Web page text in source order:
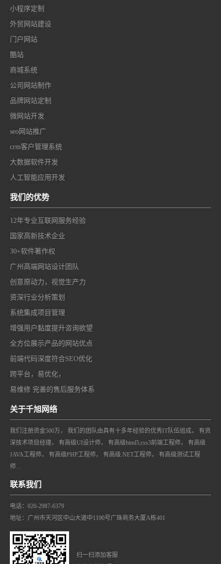
小程序定制
外贸网站建设
门户网站
酷站
商城系统
公司网站制作
品牌网站定制
微网站开发
seo网站推广
crm客户管理系统
大数据软件开发
人工智能应用开发
我们的优势
12年专业互联网服务经验
国家高新技术企业
30+软件著作权
广州高端网站设计团队
创意原动力，视觉生产力
资深行业分析策划
系统集成项目管理
增强用户黏度提升咨询欲望
全方位展示产品的网站优点
前端代码深度符合SEO优化
跨平台，易优化，
易维修 完善的售后服务体系
关于千旭网络
我们注册资金500万， 我们的团队由具有十多年经验的优秀IT队伍组成， 有资
深技术项目经理， 有高级UI设计师， 有高级html5,css3前端工程师， 有高级
JAVA工程师， 有高级PHP工程师， 有高级.NET工程师， 有高级测试工程
师…
联系我们
电话：020-2987-6379
地址：广州市天河区中山大道中1190号广珠商务大厦A栋401
扫一扫添加客服